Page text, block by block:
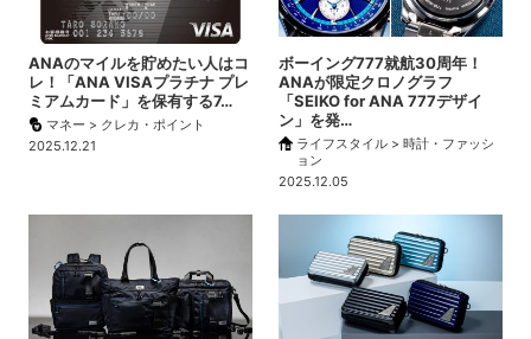
ANAのマイルを貯めたい人はコ
レ！「ANA VISAプラチナ プレ
ミアムカード」を保有する7…
マネー > クレカ・ポイント
2025.12.21
ボーイング777就航30周年！
ANAが限定クロノグラフ
「SEIKO for ANA 777デザイ
ン」を発…
ライフスタイル > 時計・ファッシ
ョン
2025.12.05